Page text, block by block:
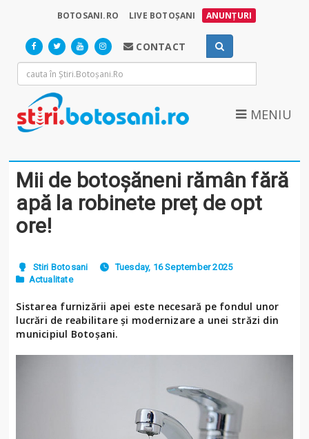
BOTOSANI.RO LIVE BOTOȘANI ANUNȚURI
CONTACT
MENIU
Mii de botoșăneni rămân fără
apă la robinete preț de opt
ore!
Stiri Botosani
Tuesday, 16 September 2025
Actualitate
Sistarea furnizării apei este necesară pe fondul unor
lucrări de reabilitare și modernizare a unei străzi din
municipiul Botoșani.